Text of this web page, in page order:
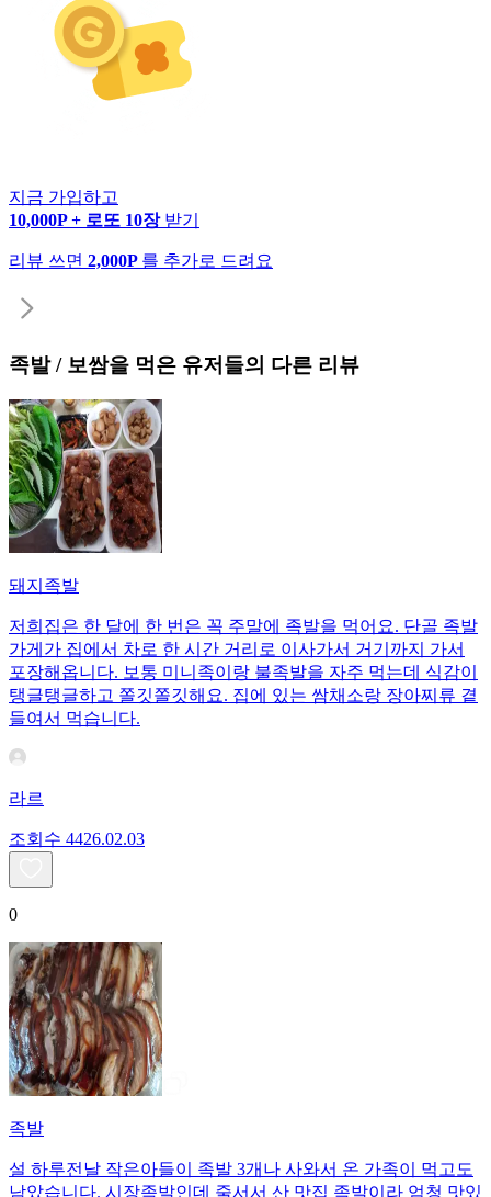
지금 가입하고
10,000P + 로또 10장 받기
리뷰 쓰면 2,000P 를 추가로 드려요
족발 / 보쌈을 먹은 유저들의 다른 리뷰
돼지족발
저희집은 한 달에 한 번은 꼭 주말에 족발을 먹어요. 단골 족발
가게가 집에서 차로 한 시간 거리로 이사가서 거기까지 가서
포장해옵니다. 보통 미니족이랑 불족발을 자주 먹는데 식감이
탱글탱글하고 쫄깃쫄깃해요. 집에 있는 쌈채소랑 장아찌류 곁
들여서 먹습니다.
라르
조회수 4426.02.03
0
족발
설 하루전날 작은아들이 족발 3개나 사와서 온 가족이 먹고도
남았습니다. 시장족발인데 줄서서 산 맛집 족발이라 엄청 맛있